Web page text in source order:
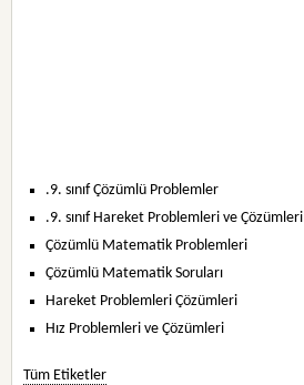
.9. sınıf Çözümlü Problemler
.9. sınıf Hareket Problemleri ve Çözümleri
Çözümlü Matematik Problemleri
Çözümlü Matematik Soruları
Hareket Problemleri Çözümleri
Hız Problemleri ve Çözümleri
Tüm Etiketler